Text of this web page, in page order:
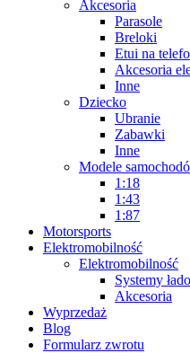
Akcesoria
Parasole
Breloki
Etui na
Akcesoria
Inne
Dziecko
Ubranie
Zabawki
Inne
Modele
1:18
1:43
1:87
Motorsports
Elektromobilność
Elektromobilność
Systemy
Akcesoria
Wyprzedaż
Blog
Formularz zwrotu